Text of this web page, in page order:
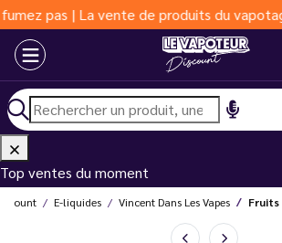
| La vente de produits du vapotage est
Top ventes du moment
E-liquides Vincent Dans Les Vapes Fruits